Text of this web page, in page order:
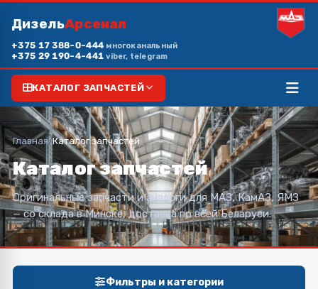
ДизельАрсенал
+375 17 388-0-444 многоканальный
+375 29 190-4-441viber, telegram
КАТАЛОГ ЗАПЧАСТЕЙ
Главная/Каталог запчастей
Каталог запчастей
Оригинальные запчасти и аналоги для МАЗ, КамАЗ, ЯМЗ
— со склада в Минске, доставка по всей Беларуси.
Фильтры и категории